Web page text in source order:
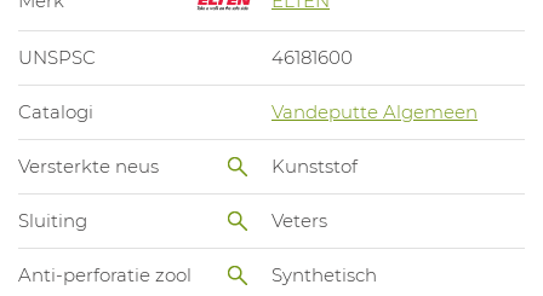
UNSPSC 46181600
Catalogi Vandeputte Algemeen
Versterkte neus Kunststof
Sluiting Veters
Anti-perforatie zool Synthetisch